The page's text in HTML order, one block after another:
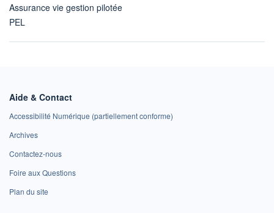
Assurance vie gestion pilotée
PEL
Aide & Contact
Accessibilité Numérique (partiellement conforme)
Archives
Contactez-nous
Foire aux Questions
Plan du site